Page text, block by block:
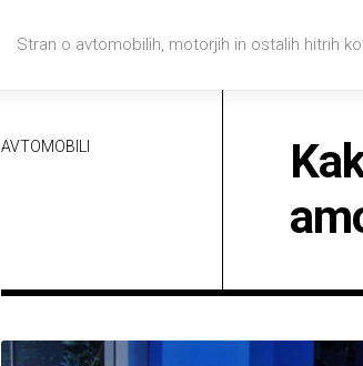
Stran o avtomobilih, motorjih in ostalih hitrih
AVTOMOBILI